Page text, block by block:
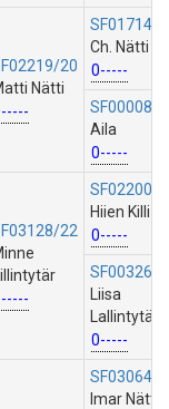
20
Nätti
SF01714/
Ch. Nätti
0-----
SF00008/
Aila
0-----
22
SF02200/
Hiien Killi
0-----
SF00326/
Liisa
Lallintytär
0-----
SF03064/
Imar Nätti